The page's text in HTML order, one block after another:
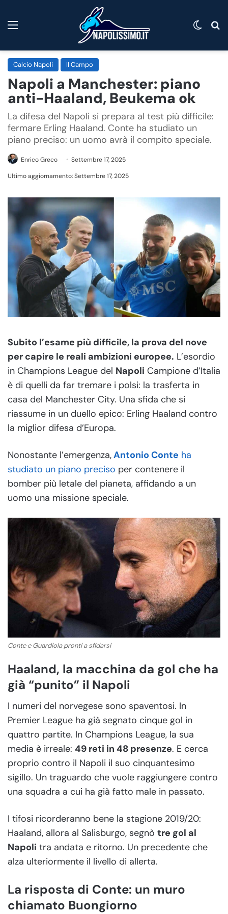
Calcio Napoli Il Campo
Napoli a Manchester: piano
anti-Haaland, Beukema ok
La difesa del Napoli si prepara al test più difficile:
fermare Erling Haaland. Conte ha studiato un
piano preciso: un uomo avrà il compito speciale.
Enrico Greco
Settembre 17, 2025
Ultimo aggiornamento: Settembre 17, 2025
Subito l’esame più difficile, la prova del nove
per capire le reali ambizioni europee. L’esordio
in Champions League del Napoli Campione d’Italia
è di quelli da far tremare i polsi: la trasferta in
casa del Manchester City. Una sfida che si
riassume in un duello epico: Erling Haaland contro
la miglior difesa d’Europa.
Nonostante l’emergenza,Antonio Conte ha
studiato un piano preciso per contenere il
bomber più letale del pianeta, affidando a un
uomo una missione speciale.
Conte e Guardiola pronti a sfidarsi
Haaland, la macchina da gol che ha
già “punito” il Napoli
I numeri del norvegese sono spaventosi. In
Premier League ha già segnato cinque gol in
quattro partite. In Champions League, la sua
media è irreale: 49 reti in 48 presenze. E cerca
proprio contro il Napoli il suo cinquantesimo
sigillo. Un traguardo che vuole raggiungere contro
una squadra a cui ha già fatto male in passato.
I tifosi ricorderanno bene la stagione 2019/20:
Haaland, allora al Salisburgo, segnò tre gol al
Napoli tra andata e ritorno. Un precedente che
alza ulteriormente il livello di allerta.
La risposta di Conte: un muro
chiamato Buongiorno